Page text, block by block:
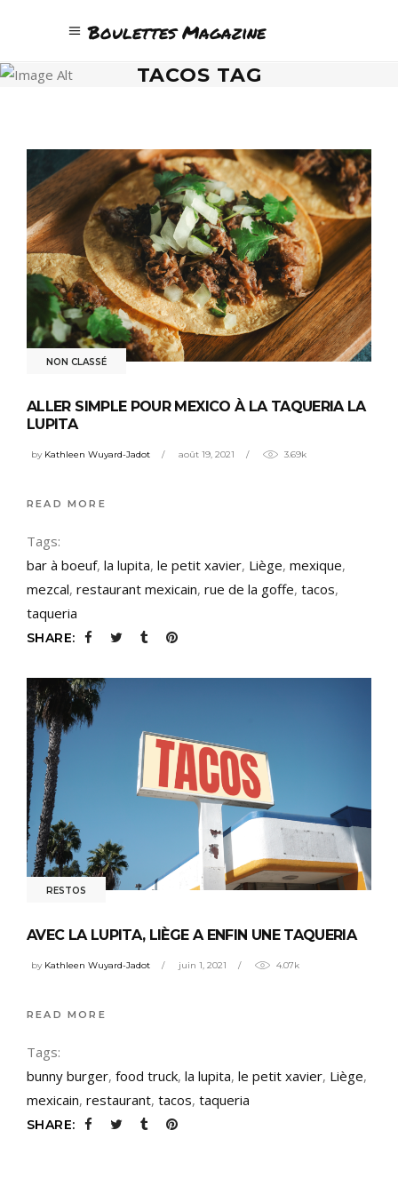
Boulettes Magazine
TACOS TAG
NON CLASSÉ
ALLER SIMPLE POUR MEXICO À LA TAQUERIA LA
LUPITA
by Kathleen Wuyard-Jadot août 19, 2021 3.69k
READ MORE
Tags:
bar à boeuf, la lupita, le petit xavier, Liège, mexique,
mezcal, restaurant mexicain, rue de la goffe, tacos,
taqueria
SHARE:
RESTOS
AVEC LA LUPITA, LIÈGE A ENFIN UNE TAQUERIA
by Kathleen Wuyard-Jadot juin 1, 2021 4.07k
READ MORE
Tags:
bunny burger, food truck, la lupita, le petit xavier, Liège,
mexicain, restaurant, tacos, taqueria
SHARE: